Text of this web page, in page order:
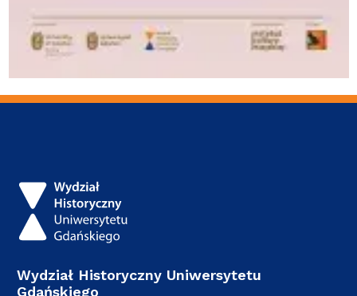
Wydział Historyczny Uniwersytetu
Gdańskiego